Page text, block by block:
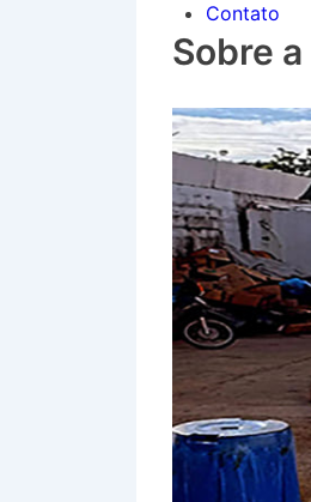
Contato
Sobre